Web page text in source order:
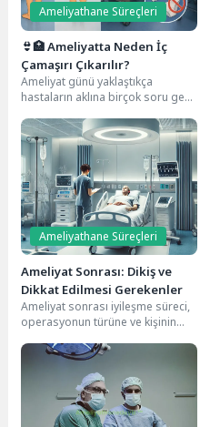
Ameliyathane Süreçleri
👙🏥 Ameliyatta Neden İç
Çamaşırı Çıkarılır?
Ameliyat günü yaklaştıkça
hastaların aklına birçok soru gelir.
çekinerek sorduğu...
Ameliyathane Süreçleri
Ameliyat Sonrası: Dikiş ve
Dikkat Edilmesi Gerekenler
Ameliyat sonrası iyileşme süreci,
operasyonun türüne ve kişinin
olarak değişiklik gösterebilir....